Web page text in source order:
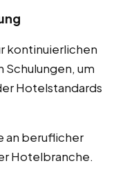
kontinuierlichen
Schulungen, um
Hotelstandards
an beruflicher
Hotelbranche.